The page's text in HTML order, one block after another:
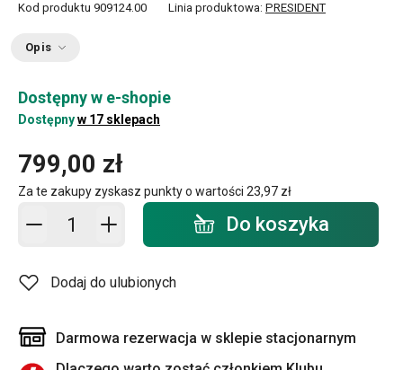
Kod produktu 909124.00 Linia produktowa: PRESIDENT
Opis
Dostępny w e-shopie
Dostępnyw 17 sklepach
799,00 zł
Za te zakupy zyskasz punkty o wartości 23,97 zł
Dodaj do koszyka - ilość Do koszyka
Dodaj do ulubionych
Darmowa rezerwacja w sklepie stacjonarnym